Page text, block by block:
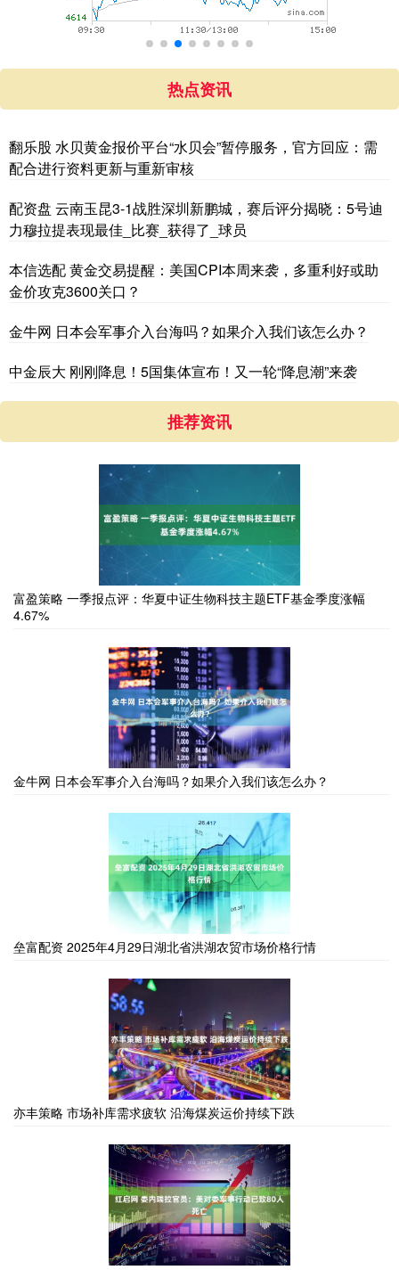
热点资讯
翻乐股 水贝黄金报价平台“水贝会”暂停服务，官方回应：需
配合进行资料更新与重新审核
配资盘 云南玉昆3-1战胜深圳新鹏城，赛后评分揭晓：5号迪
力穆拉提表现最佳_比赛_获得了_球员
本信选配 黄金交易提醒：美国CPI本周来袭，多重利好或助
金价攻克3600关口？
金牛网 日本会军事介入台海吗？如果介入我们该怎么办？
中金辰大 刚刚降息！5国集体宣布！又一轮“降息潮”来袭
推荐资讯
富盈策略 一季报点评：华夏中证生物科技主题ETF基金季度涨幅
4.67%
金牛网 日本会军事介入台海吗？如果介入我们该怎么办？
垒富配资 2025年4月29日湖北省洪湖农贸市场价格行情
亦丰策略 市场补库需求疲软 沿海煤炭运价持续下跌